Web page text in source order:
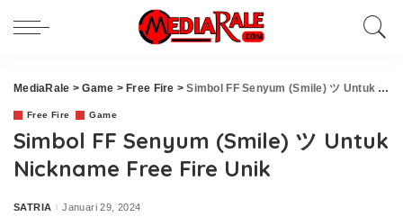
MediaRale >Game > Free Fire >Simbol FF Senyum (Smile) ツ Untuk Nickname Free Fire Unik
Free Fire Game
Simbol FF Senyum (Smile) ツ Untuk
Nickname Free Fire Unik
Posted
SATRIA Januari 29, 2024